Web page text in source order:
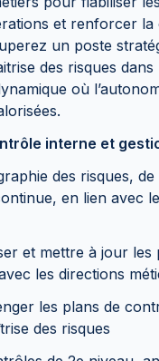
et renforcer la
un poste
des risques dans
où
interne et
des risques, de
en lien avec
et mettre à jour les
les directions
les plans de
des risques